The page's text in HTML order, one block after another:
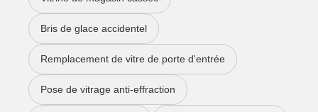
Bris de glace accidentel
Remplacement de vitre de porte d'entrée
Pose de vitrage anti-effraction